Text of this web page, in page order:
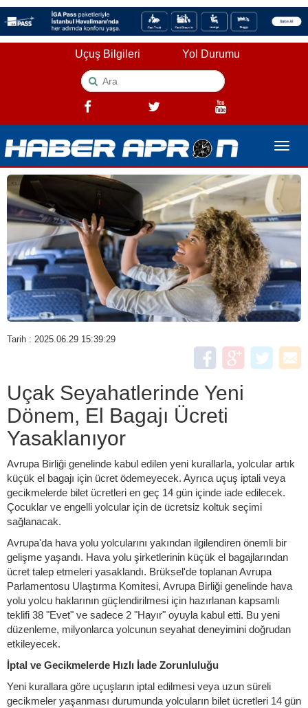
Uçuş Bilgileri Yol Durumu
Toggle
Tarih : 2025.06.29 15:39:29
Uçak Seyahatlerinde Yeni
Dönem, El Bagajı Ücreti
Yasaklanıyor
Avrupa Birliği genelinde kabul edilen yeni kurallarla, yolcular artık
küçük el bagajı için ücret ödemeyecek. Ayrıca uçuş iptali veya
gecikmelerde bilet ücretleri en geç 14 gün içinde iade edilecek.
Çocuklar ve engelli yolcular için de ücretsiz koltuk seçimi
sağlanacak.
Avrupa'da hava yolu yolcularını yakından ilgilendiren önemli bir
gelişme yaşandı. Hava yolu şirketlerinin küçük el bagajlarından
ücret talep etmeleri yasaklandı. Brüksel'de toplanan Avrupa
Parlamentosu Ulaştırma Komitesi, Avrupa Birliği genelinde hava
yolu yolcu haklarının güçlendirilmesi için hazırlanan kapsamlı
teklifi 38 "Evet" ve sadece 2 "Hayır" oyuyla kabul etti. Bu yeni
düzenleme, milyonlarca yolcunun seyahat deneyimini doğrudan
etkileyecek.
İptal ve Gecikmelerde Hızlı İade Zorunluluğu
Yeni kurallara göre uçuşların iptal edilmesi veya uzun süreli
gecikmeler yaşanması durumunda yolcuların bilet ücretleri 14 gün